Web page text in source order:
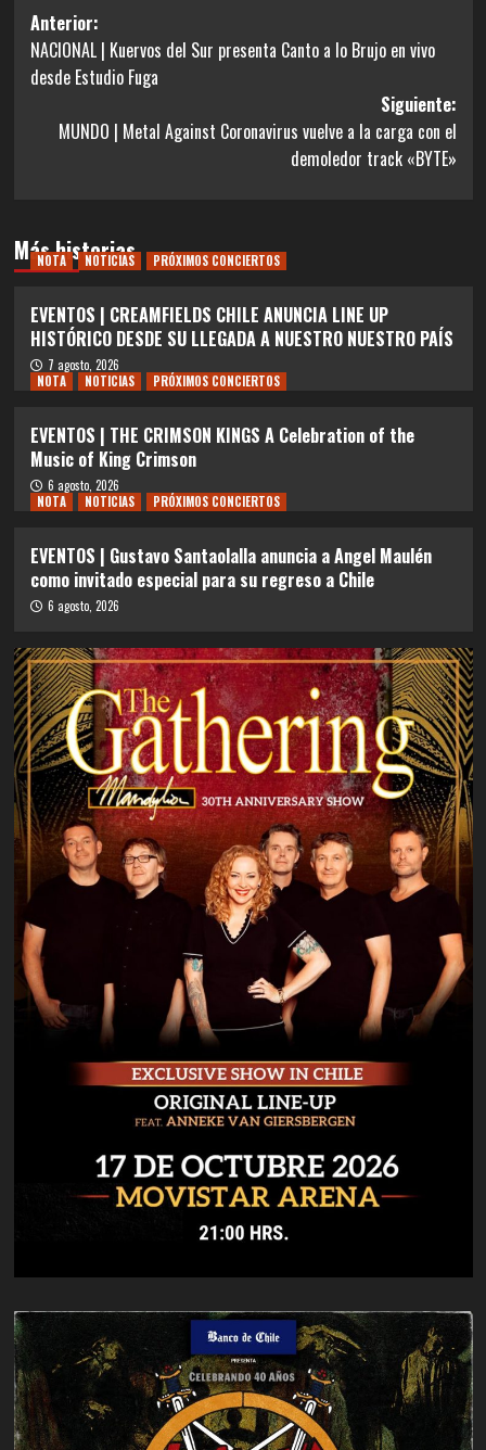
Navegación
de
entradas
Anterior:
NACIONAL | Kuervos del Sur presenta Canto a lo Brujo en vivo
desde Estudio Fuga
Siguiente:
MUNDO | Metal Against Coronavirus vuelve a la carga con el
demoledor track «BYTE»
Más historias
NOTA NOTICIAS PRÓXIMOS CONCIERTOS
EVENTOS | CREAMFIELDS CHILE ANUNCIA LINE UP
HISTÓRICO DESDE SU LLEGADA A NUESTRO NUESTRO PAÍS
7 agosto, 2026
NOTA
NOTICIAS PRÓXIMOS CONCIERTOS
EVENTOS | THE CRIMSON KINGS A Celebration of the
Music of King Crimson
6 agosto, 2026
NOTA
NOTICIAS PRÓXIMOS CONCIERTOS
EVENTOS | Gustavo Santaolalla anuncia a Angel Maulén
como invitado especial para su regreso a Chile
6 agosto, 2026